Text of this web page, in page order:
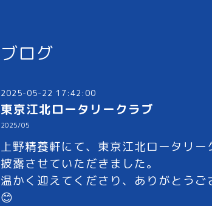
ブログ
2025-05-22 17:42:00
東京江北ロータリークラブ
2025/05
上野精養軒にて、東京江北ロータリ
披露させていただきました。
温かく迎えてくださり、ありがとう
😊